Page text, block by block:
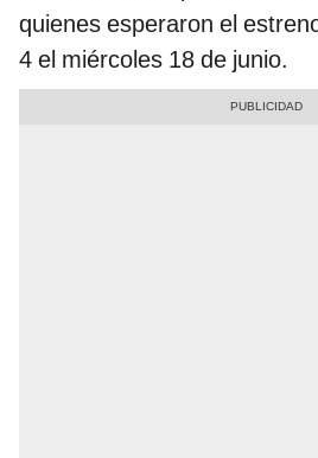
quienes esperaron el
4 el miércoles 18 de junio.